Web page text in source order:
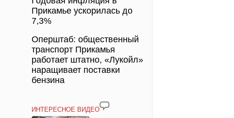
Прикамье ускорилась до
7,3%
Оперштаб: общественный
транспорт Прикамья
работает штатно, «Лукойл»
наращивает поставки
бензина
ИНТЕРЕСНОЕ ВИДЕО